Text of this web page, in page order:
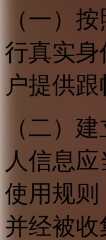
（一）
行真实
户提供跟
（二）
人信息
使用规
并经被收